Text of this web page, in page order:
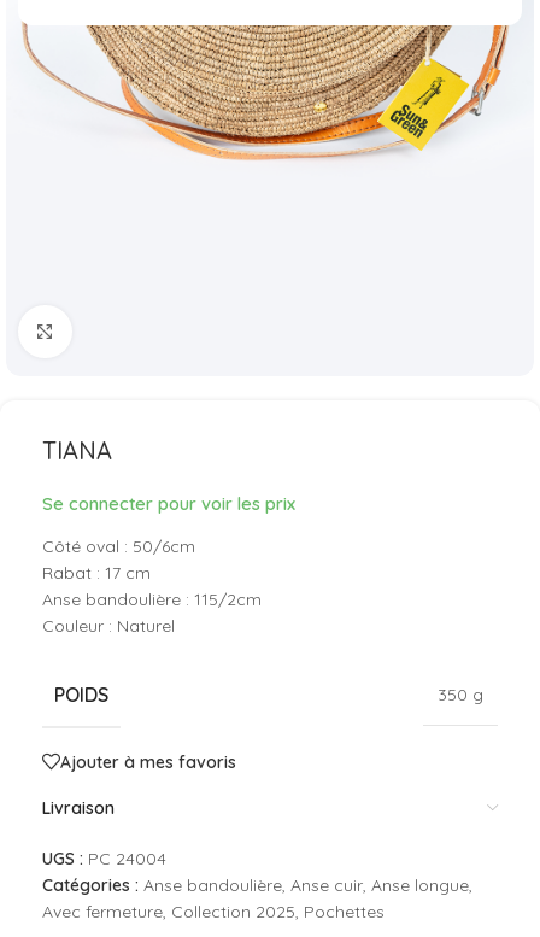
TIANA
Se connecter pour voir les prix
Côté oval : 50/6cm
Rabat : 17 cm
Anse bandoulière : 115/2cm
Couleur : Naturel
POIDS 350 g
Ajouter à mes favoris
Livraison
UGS : PC 24004
Catégories : Anse bandoulière, Anse cuir, Anse longue,
Avec fermeture, Collection 2025, Pochettes